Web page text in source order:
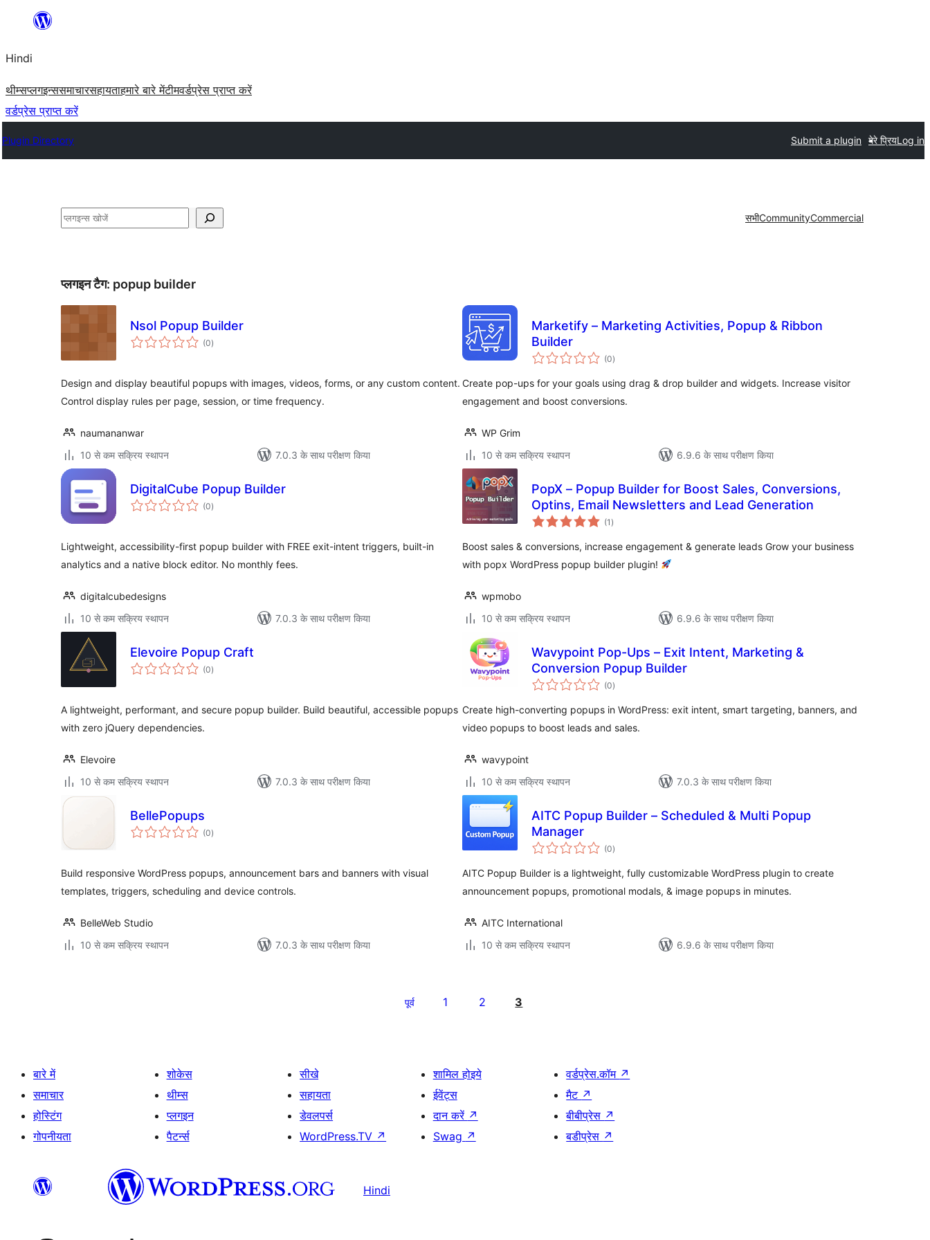
सामग्री
जाएं
Hindi
थीम्सप्लगइन्ससमाचारसहायताहमारे बारे मेंटीमवर्डप्रेस प्राप्त करें
वर्डप्रेस प्राप्त करें
Plugin Directory Submit a plugin मेरे प्रियLog in
खोजें सभीCommunityCommercial
प्लगइन टैग: popup builder
Nsol Popup Builder
(0कुल
दर)
Design and display beautiful popups with images, videos, forms, or any custom content.
Control display rules per page, session, or time frequency.
naumananwar
10 से कम सक्रिय स्थापन
7.0.3 के साथ परीक्षण किया
Marketify – Marketing Activities, Popup & Ribbon
Builder
(0कुल
दर)
Create pop-ups for your goals using drag & drop builder and widgets. Increase visitor
engagement and boost conversions.
WP Grim
10 से कम सक्रिय स्थापन
6.9.6 के साथ परीक्षण किया
DigitalCube Popup Builder
(0कुल
दर)
Lightweight, accessibility-first popup builder with FREE exit-intent triggers, built-in
analytics and a native block editor. No monthly fees.
digitalcubedesigns
10 से कम सक्रिय स्थापन
7.0.3 के साथ परीक्षण किया
PopX – Popup Builder for Boost Sales, Conversions,
Optins, Email Newsletters and Lead Generation
(1 कुल
दर)
Boost sales & conversions, increase engagement & generate leads Grow your business
with popx WordPress popup builder plugin!
wpmobo
10 से कम सक्रिय स्थापन
6.9.6 के साथ परीक्षण किया
Elevoire Popup Craft
(0कुल
दर)
A lightweight, performant, and secure popup builder. Build beautiful, accessible popups
with zero jQuery dependencies.
Elevoire
10 से कम सक्रिय स्थापन
7.0.3 के साथ परीक्षण किया
Wavypoint Pop-Ups – Exit Intent, Marketing &
Conversion Popup Builder
(0कुल
दर)
Create high-converting popups in WordPress: exit intent, smart targeting, banners, and
video popups to boost leads and sales.
wavypoint
10 से कम सक्रिय स्थापन
7.0.3 के साथ परीक्षण किया
BellePopups
(0कुल
दर)
Build responsive WordPress popups, announcement bars and banners with visual
templates, triggers, scheduling and device controls.
BelleWeb Studio
10 से कम सक्रिय स्थापन
7.0.3 के साथ परीक्षण किया
AITC Popup Builder – Scheduled & Multi Popup
Manager
(0कुल
दर)
AITC Popup Builder is a lightweight, fully customizable WordPress plugin to create
announcement popups, promotional modals, & image popups in minutes.
AITC International
10 से कम सक्रिय स्थापन
6.9.6 के साथ परीक्षण किया
पूर्व 1 2 3
बारे में
समाचार
होस्टिंग
गोपनीयता
शोकेस
थीम्स
प्लगइन
पैटर्न्स
सीखे
सहायता
डेवलपर्स
WordPress.TV ↗
शामिल होइये
ईवेंट्स
दान करें ↗
Swag ↗
वर्डप्रेस.कॉम ↗
मैट ↗
बीबीप्रेस ↗
बडीप्रेस ↗
Hindi